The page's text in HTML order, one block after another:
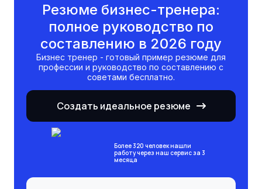
Резюме бизнес-тренера:
полное руководство по
составлению в 2026 году
бизнес тренер - готовый пример резюме для
профессии и руководство по составлению с
советами бесплатно.
Создать идеальное резюме
Более 320 человек нашли
работу через наш сервис за 3
месяца